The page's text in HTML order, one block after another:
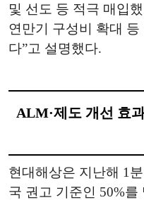
및 선도 등 적극 매입
연만기 구성비 확대
다”고 설명했다.
ALM·제도 개선 효
현대해상은 지난해 1
국 권고 기준인 50%